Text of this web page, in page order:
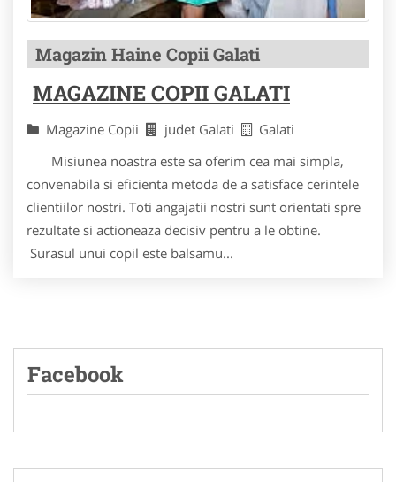
Magazin Haine Copii Galati
MAGAZINE COPII GALATI
Magazine Copii judet Galati
Galati
Misiunea noastra este sa oferim cea mai simpla,
convenabila si eficienta metoda de a satisface cerintele
clientiilor nostri. Toti angajatii nostri sunt orientati spre
rezultate si actioneaza decisiv pentru a le obtine.
Surasul unui copil este balsamu...
Facebook